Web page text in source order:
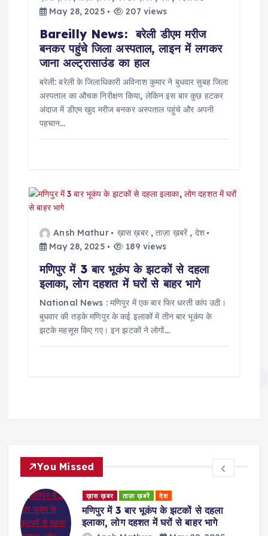
May 28, 2025
207 views
Bareilly News: बरेली डीएम मरीज
बनकर पहुंचे जिला अस्पताल, लाइन में लगकर
जाना अल्ट्रासाउंड का हाल
बरेली: बरेली के जिलाधिकारी अविनाश कुमार ने बुधवार सुबह जिला
अस्पताल का औचक निरीक्षण किया, लेकिन इस बार कुछ हटकर
अंदाज में डीएम खुद मरीज बनकर अस्पताल पहुंचे और अपनी
पहचान…
Ansh Mathur ख़ास ख़बर,ताज़ा ख़बरें , देश
May 28, 2025
189 views
मणिपुर में 3 बार भूकंप के झटकों से दहला
इलाका, लोग दहशत में घरों से बाहर भागे
National News : मणिपुर में एक बार फिर धरती कांप उठी।
बुधवार की तड़के मणिपुर के कई इलाकों में तीन बार भूकंप के
झटके महसूस किए गए। इन झटकों ने लोगों…
You Missed
ख़ास ख़बर ताज़ा ख़बरें देश
मणिपुर में 3 बार भूकंप के झटकों से दहला
इलाका, लोग दहशत में घरों से बाहर भागे